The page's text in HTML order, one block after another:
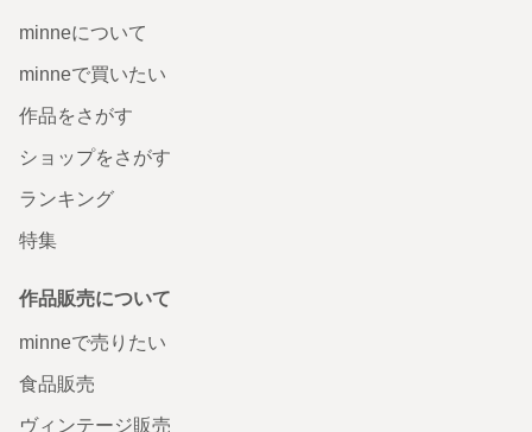
minneについて
minneで買いたい
作品をさがす
ショップをさがす
ランキング
特集
作品販売について
minneで売りたい
食品販売
ヴィンテージ販売